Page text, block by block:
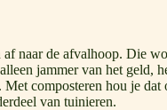
naar de afvalhoop. Die
jammer van het geld,
composteren hou je dat
van tuinieren.